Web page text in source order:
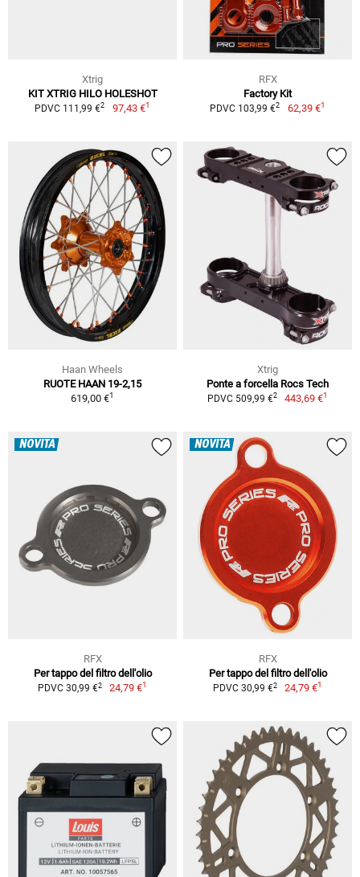
Xtrig
KIT XTRIG HILO HOLESHOT
PDVC 111,99 €2 97,43 €1
RFX
Factory Kit
PDVC 103,99 €2 62,39 €1
Haan Wheels
RUOTE HAAN 19-2,15
619,00 €1
Xtrig
Ponte a forcella Rocs Tech
PDVC 509,99 €2 443,69 €1
NOVITÀ
RFX
Per tappo del filtro dell'olio
PDVC 30,99 €2 24,79 €1
NOVITÀ
RFX
Per tappo del filtro dell'olio
PDVC 30,99 €2 24,79 €1